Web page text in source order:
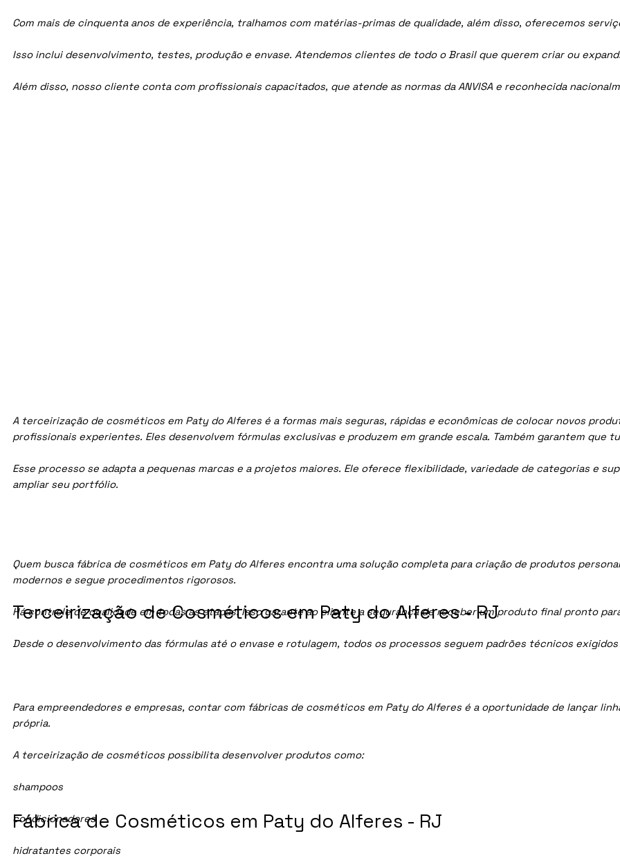
Com mais de cinquenta anos de experiência, tralhamos com matérias-primas de qualidade, além disso, oferecemos
Isso inclui desenvolvimento, testes, produção e envase. Atendemos clientes de todo o Brasil que querem criar ou
Além disso, nosso cliente conta com profissionais capacitados, que atende as normas da ANVISA e reconhecida
A terceirização de cosméticos em Paty do Alferes é a formas mais seguras, rápidas e econômicas de colocar novos
profissionais experientes. Eles desenvolvem fórmulas exclusivas e produzem em grande escala. Também garantem que
Esse processo se adapta a pequenas marcas e a projetos maiores. Ele oferece flexibilidade, variedade de categorias e
ampliar seu portfólio.
Quem busca fábrica de cosméticos em Paty do Alferes encontra uma solução completa para criação de produtos
modernos e segue procedimentos rigorosos.
Há controle de qualidade em todas as etapas. Isso garante ao cliente a segurança de receber um produto final pronto
Desde o desenvolvimento das fórmulas até o envase e rotulagem, todos os processos seguem padrões técnicos
Para empreendedores e empresas, contar com fábricas de cosméticos em Paty do Alferes é a oportunidade de lançar
própria.
A terceirização de cosméticos possibilita desenvolver produtos como:
shampoos
condicionadores
hidratantes corporais
Fábrica de Cosméticos em Paty do Alferes - RJ
Terceirização de Cosméticos em Paty do Alferes - RJ